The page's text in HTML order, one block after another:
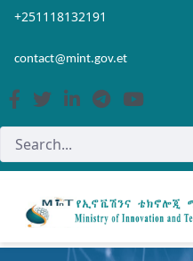
Skip to Main Content
Open Accessibility Menu
+251118132191
contact@mint.gov.et